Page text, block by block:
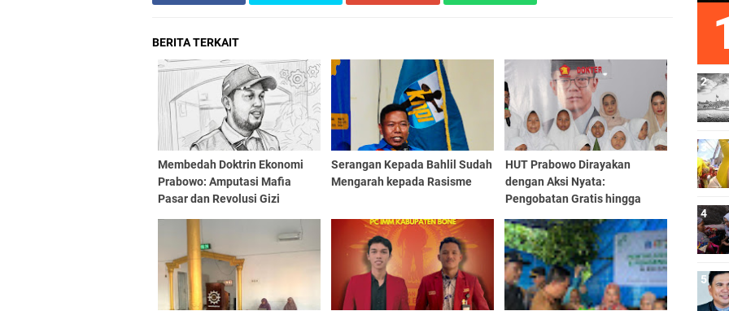
BERITA TERKAIT
Membedah Doktrin Ekonomi
Prabowo: Amputasi Mafia
Pasar dan Revolusi Gizi
Serangan Kepada Bahlil Sudah
Mengarah kepada Rasisme
HUT Prabowo Dirayakan
dengan Aksi Nyata:
Pengobatan Gratis hingga